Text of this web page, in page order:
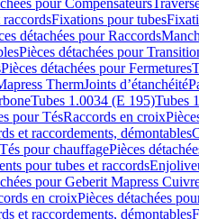
pour Compensateurs
raccordsFixations pour tubes
détachées pour Raccords
Pièces détachées pour
Pièces détachées pour Fermetures
ThermJoints d’étanchéité
Tubes 1.0034 (E 195)Tubes
pour TésRaccords en croix
et raccordements, démontables
Tés pour chauffagePièces
pour tubes et raccords
pour Geberit Mapress
en croixPièces détachées
et raccordements, démontables